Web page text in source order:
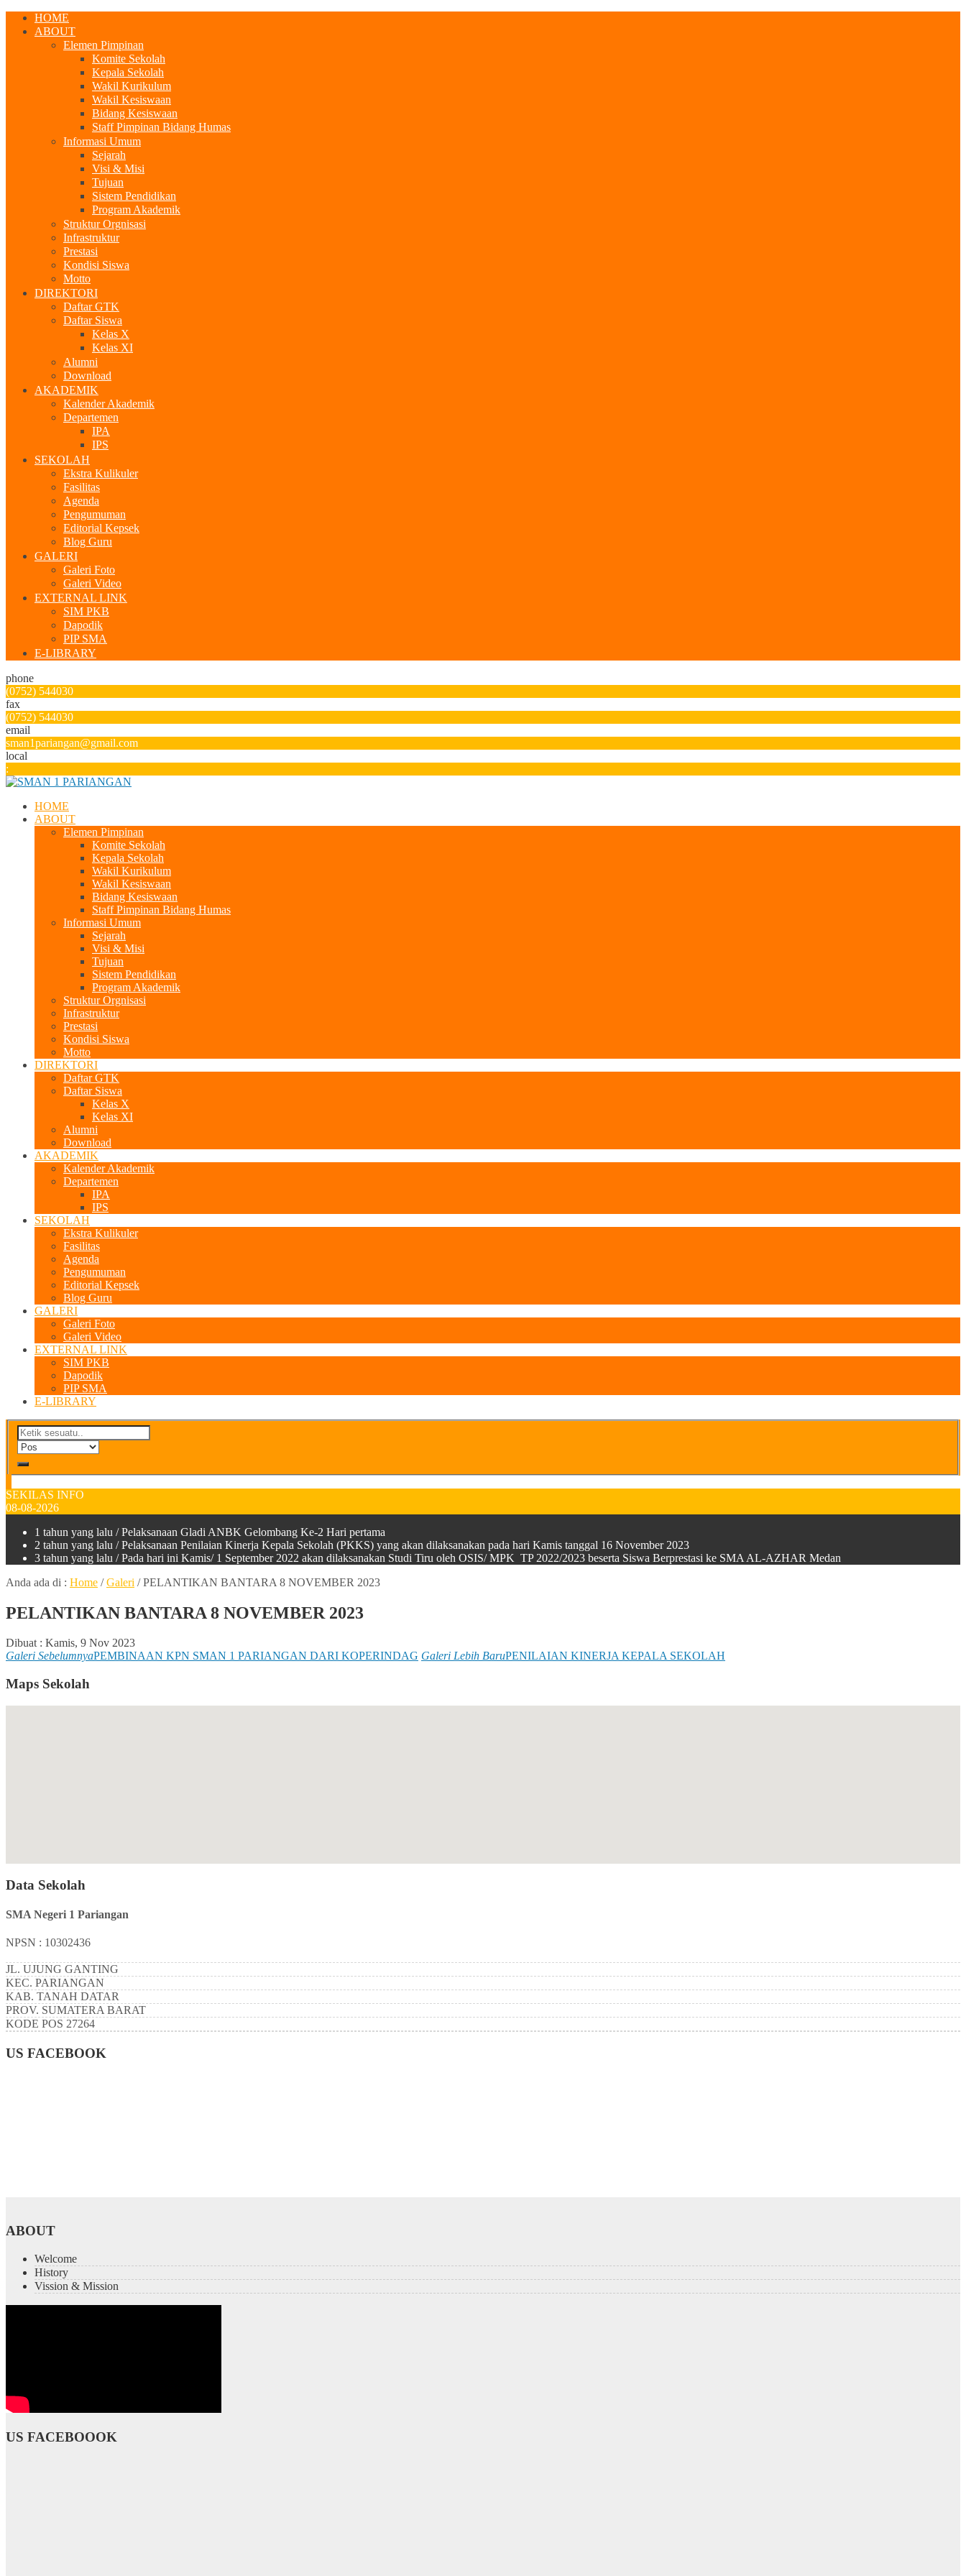
HOME
ABOUT
Elemen Pimpinan
Komite Sekolah
Kepala Sekolah
Wakil Kurikulum
Wakil Kesiswaan
Bidang Kesiswaan
Staff Pimpinan Bidang Humas
Informasi Umum
Sejarah
Visi & Misi
Tujuan
Sistem Pendidikan
Program Akademik
Struktur Orgnisasi
Infrastruktur
Prestasi
Kondisi Siswa
Motto
DIREKTORI
Daftar GTK
Daftar Siswa
Kelas X
Kelas XI
Alumni
Download
AKADEMIK
Kalender Akademik
Departemen
IPA
IPS
SEKOLAH
Ekstra Kulikuler
Fasilitas
Agenda
Pengumuman
Editorial Kepsek
Blog Guru
GALERI
Galeri Foto
Galeri Video
EXTERNAL LINK
SIM PKB
Dapodik
PIP SMA
E-LIBRARY
phone
(0752) 544030
fax
(0752) 544030
email
sman1pariangan@gmail.com
local
:
HOME
ABOUT
Elemen Pimpinan
Komite Sekolah
Kepala Sekolah
Wakil Kurikulum
Wakil Kesiswaan
Bidang Kesiswaan
Staff Pimpinan Bidang Humas
Informasi Umum
Sejarah
Visi & Misi
Tujuan
Sistem Pendidikan
Program Akademik
Struktur Orgnisasi
Infrastruktur
Prestasi
Kondisi Siswa
Motto
DIREKTORI
Daftar GTK
Daftar Siswa
Kelas X
Kelas XI
Alumni
Download
AKADEMIK
Kalender Akademik
Departemen
IPA
IPS
SEKOLAH
Ekstra Kulikuler
Fasilitas
Agenda
Pengumuman
Editorial Kepsek
Blog Guru
GALERI
Galeri Foto
Galeri Video
EXTERNAL LINK
SIM PKB
Dapodik
PIP SMA
E-LIBRARY
SEKILAS INFO
08-08-2026
1 tahun yang lalu / Pelaksanaan Gladi ANBK Gelombang Ke-2 Hari pertama
2 tahun yang lalu / Pelaksanaan Penilaian Kinerja Kepala Sekolah (PKKS) yang akan dilaksanakan pada hari Kamis tanggal 16 November 2023
3 tahun yang lalu / Pada hari ini Kamis/ 1 September 2022 akan dilaksanakan Studi Tiru oleh OSIS/ MPK TP 2022/2023 beserta Siswa Berprestasi ke SMA AL-AZHAR Medan
Anda ada di : Home /Galeri /PELANTIKAN BANTARA 8 NOVEMBER 2023
PELANTIKAN BANTARA 8 NOVEMBER 2023
Dibuat : Kamis, 9 Nov 2023
Galeri SebelumnyaPEMBINAAN KPN SMAN 1 PARIANGAN DARI KOPERINDAG Galeri Lebih BaruPENILAIAN KINERJA KEPALA SEKOLAH
Maps Sekolah
Data Sekolah
SMA Negeri 1 Pariangan
NPSN : 10302436
JL. UJUNG GANTING
KEC. PARIANGAN
KAB. TANAH DATAR
PROV. SUMATERA BARAT
KODE POS 27264
US FACEBOOK
ABOUT
Welcome
History
Vission & Mission
US FACEBOOOK